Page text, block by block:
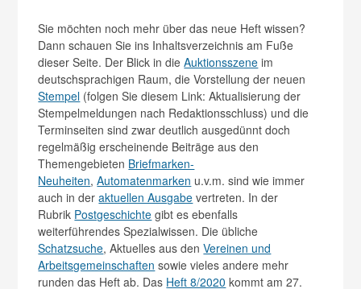
Sie möchten noch mehr über das neue Heft wissen?
Dann schauen Sie ins Inhaltsverzeichnis am Fuße
dieser Seite. Der Blick in dieAuktionsszene im
deutschsprachigen Raum, die Vorstellung der neuen
Stempel (folgen Sie diesem Link: Aktualisierung der
Stempelmeldungen nach Redaktionsschluss) und die
Terminseiten sind zwar deutlich ausgedünnt doch
regelmäßig erscheinende Beiträge aus den
Themengebieten Briefmarken-
Neuheiten,Automatenmarken u.v.m. sind wie immer
auch in deraktuellen Ausgabe vertreten. In der
Rubrik Postgeschichte gibt es ebenfalls
weiterführendes Spezialwissen. Die übliche
Schatzsuche, Aktuelles aus denVereinen und
Arbeitsgemeinschaften sowie vieles andere mehr
runden das Heft ab. Das Heft 8/2020 kommt am 27.